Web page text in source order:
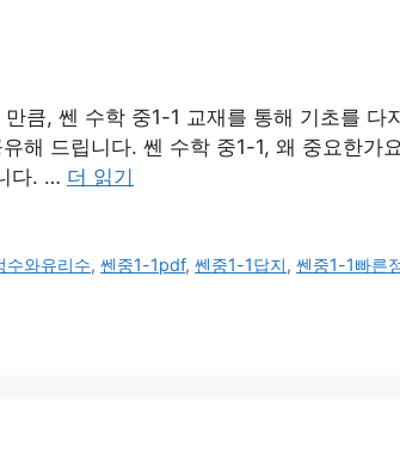
큼, 쎈 수학 중1-1 교재를 통해 기초를 다
해 드립니다. 쎈 수학 중1-1, 왜 중요한가
다. … 더 읽기
수와유리수,쎈중1-1pdf,쎈중1-1답지,쎈중1-1빠른